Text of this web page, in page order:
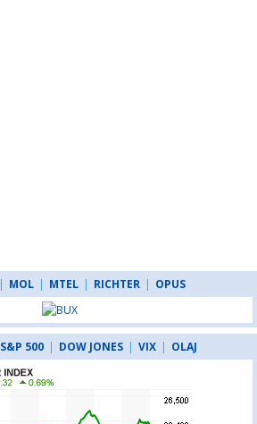
| MOL | MTEL | RICHTER | OPUS
S&P 500 | DOW JONES | VIX | OLAJ